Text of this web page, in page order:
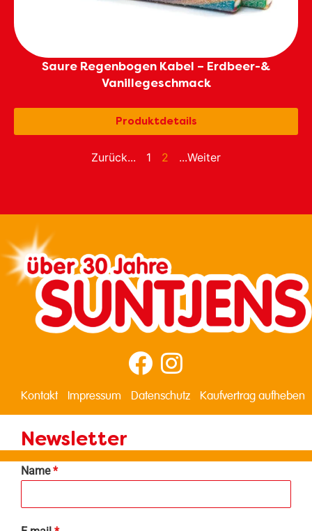
Saure Regenbogen Kabel – Erdbeer-&
Vanillegeschmack
Produktdetails
Zurück... 1 2 ...Weiter
Newsletter
Name*
Kontakt Impressum Datenschutz Kaufvertrag aufheben